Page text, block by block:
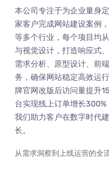
本公司专注于为企业量身
家客户完成网站建设案例
等多个行业，每个项目均
与视觉设计，打造响应式
需求分析、原型设计、前
务，确保网站稳定高效运
牌官网改版后访问量提升
台实现线上订单增长300%
我们助力客户在数字时代
长。
从需求洞察到上线运营的全